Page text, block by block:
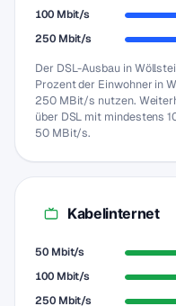
100 Mbit/s
250 Mbit/s
Der DSL-Ausbau in
Prozent der Einwohner in
250 MBit/s nutzen.
über DSL mit mindestens
50 MBit/s.
Kabelinternet
50 Mbit/s
100 Mbit/s
250 Mbit/s